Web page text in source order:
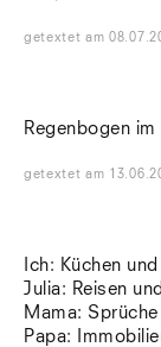
getextet am
Regenbogen im
getextet am
Ich: Küchen
Julia: Reisen
Mama:
Papa: